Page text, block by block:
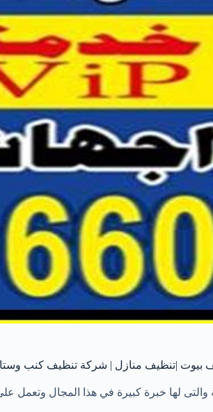
بيوت |تنظيف منازل | شركة تنظيف كنب
والتى لها خبرة كبيرة في هذا المجال